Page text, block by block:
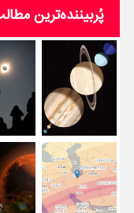
پُربیننده‌ترین‌